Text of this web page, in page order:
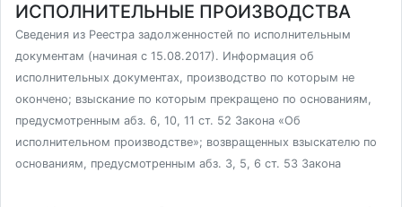
ИСПОЛНИТЕЛЬНЫЕ ПРОИЗВОДСТВА
Сведения из Реестра задолженностей по исполнительным
документам (начиная с 15.08.2017). Информация об
исполнительных документах, производство по которым не
окончено; взыскание по которым прекращено по основаниям,
предусмотренным абз. 6, 10, 11 ст. 52 Закона «Об
исполнительном производстве»; возвращенных взыскателю по
основаниям, предусмотренным абз. 3, 5, 6 ст. 53 Закона